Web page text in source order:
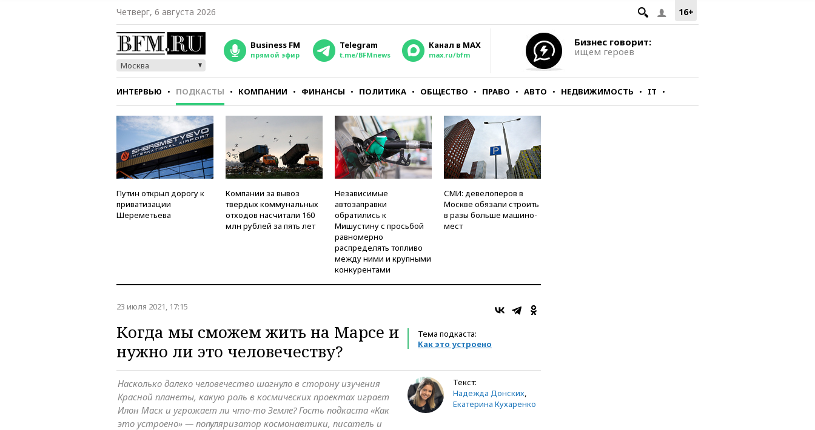
16+
Четверг, 6 августа 2026
Москва
Business FM
прямой эфир
Telegram
t.me/BFMnews
Канал в MAX
max.ru/bfm
Бизнес говорит:
ищем героев
ИНТЕРВЬЮ ПОДКАСТЫ КОМПАНИИ ФИНАНСЫ ПОЛИТИКА ОБЩЕСТВО ПРАВО АВТО НЕДВИЖИМОСТЬ IT
СТИЛЬ ТЕСТЫ
Путин открыл дорогу к
приватизации
Шереметьева
Компании за вывоз
твердых коммунальных
отходов насчитали 160
млн рублей за пять лет
Независимые
автозаправки
обратились к
Мишустину с просьбой
равномерно
распределять топливо
между ними и крупными
конкурентами
СМИ: девелоперов в
Москве обязали строить
в разы больше машино-
мест
23 июля 2021, 17:15
Тема подкаста:
Как это устроено
Когда мы сможем жить на Марсе и
нужно ли это человечеству?
Текст:
Надежда Донских,
Екатерина Кухаренко
Насколько далеко человечество шагнуло в сторону изучения
Красной планеты, какую роль в космических проектах играет
Илон Маск и угрожает ли что-то Земле? Гость подкаста «Как
это устроено» — популяризатор космонавтики, писатель и